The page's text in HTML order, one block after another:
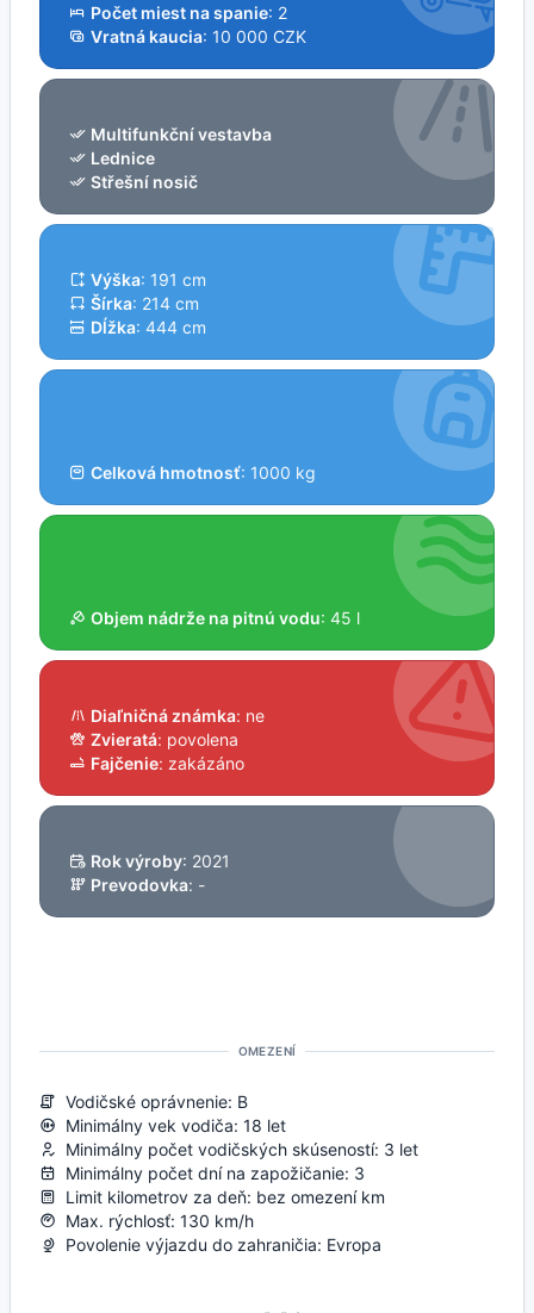
Počet miest na spanie: 2
Vratná kaucia: 10 000 CZK
Multifunkční vestavba
Lednice
Střešní nosič
Výška: 191 cm
Šírka: 214 cm
Dĺžka: 444 cm
Celková hmotnosť: 1000 kg
Objem nádrže na pitnú vodu: 45 l
Diaľničná známka: ne
Zvieratá: povolena
Fajčenie: zakázáno
Rok výroby: 2021
Prevodovka: -
OMEZENÍ
Vodičské oprávnenie: B
Minimálny vek vodiča: 18 let
Minimálny počet vodičských skúseností: 3 let
Minimálny počet dní na zapožičanie: 3
Limit kilometrov za deň: bez omezení km
Max. rýchlosť: 130 km/h
Povolenie výjazdu do zahraničia: Evropa